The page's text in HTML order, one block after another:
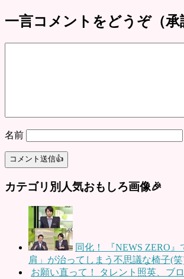
一言コメントをどうぞ（承
名前
カテゴリ別人気おもしろ画像🎉
同化！ 『NEWS ZERO
肩」が治ってしまう不思議な椅子(
お願い直って！ タレント照英、ブ